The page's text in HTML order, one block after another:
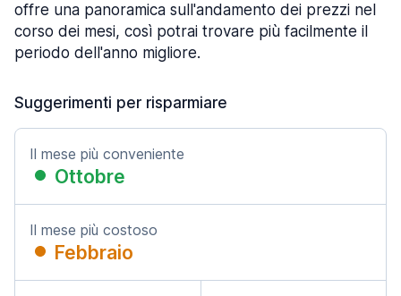
offre una panoramica sull'andamento dei prezzi nel
corso dei mesi, così potrai trovare più facilmente il
periodo dell'anno migliore.
Suggerimenti per risparmiare
Il mese più conveniente
Ottobre
Il mese più costoso
Febbraio